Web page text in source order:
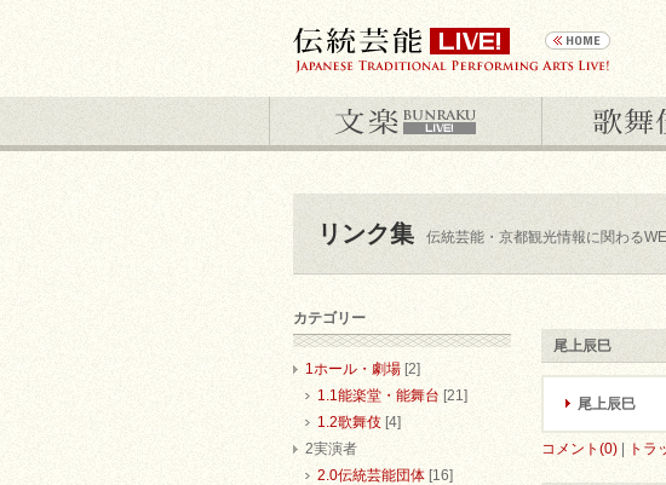
リンク集 伝統芸能・京都観光情報に関わる
尾上辰巳
尾上辰巳
コメント(0) トラ
カテゴリー
1ホール・劇場 [2]
1.1能楽堂・能舞台 [21]
1.2歌舞伎 [4]
2実演者
2.0伝統芸能団体 [16]